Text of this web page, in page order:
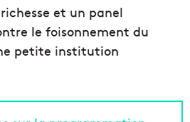
et un panel
le foisonnement du
petite institution